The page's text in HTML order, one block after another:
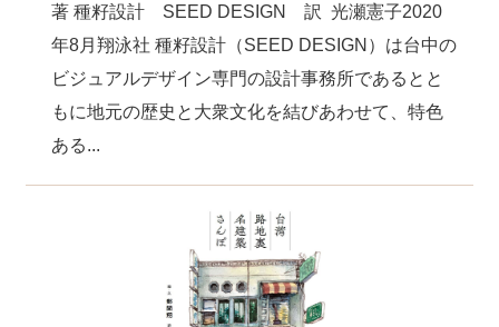
著 種籽設計 SEED DESIGN 訳 光瀬憲子2020
年8月翔泳社 種籽設計（SEED DESIGN）は台中の
ビジュアルデザイン専門の設計事務所であるとと
もに地元の歴史と大衆文化を結びあわせて、特色
ある...